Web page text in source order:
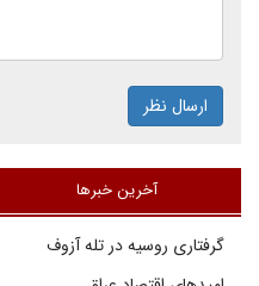
ارسال نظر
آخرین خبرها
گرفتاری روسیه در تله آزوف